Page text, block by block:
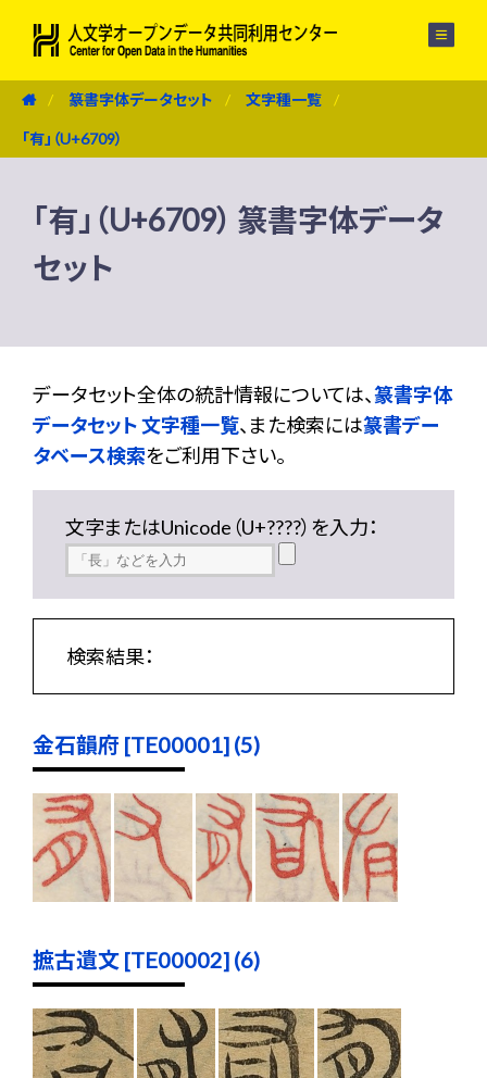
篆書字体データセット 文字種一覧
「有」（U+6709）
「有」（U+6709） 篆書字体データ
セット
データセット全体の統計情報については、篆書字体
データセット 文字種一覧、また検索には篆書デー
タベース検索をご利用下さい。
文字またはUnicode（U+????）を入力：
検索結果：
金石韻府 [TE00001] (5)
摭古遺文 [TE00002] (6)